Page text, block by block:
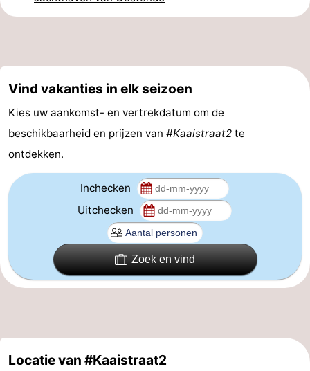
Route
Parkeren
-
Kusttram
Reisboekenwinkel
Medische
Vlaanderen
-
Ieper
De
Vind vakanties in elk seizoen
Kies uw aankomst- en vertrekdatum om de
beschikbaarheid en prijzen van #Kaaistraat2 te
ontdekken.
Inchecken
Uitchecken
Zoek en vind
Locatie van #Kaaistraat2